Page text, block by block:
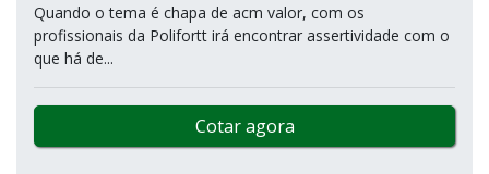
Quando o tema é chapa de acm valor, com os
profissionais da Polifortt irá encontrar assertividade com o
que há de...
Cotar agora